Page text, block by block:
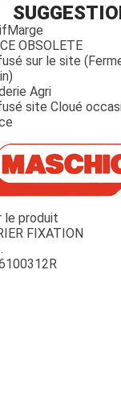
OBSOLETE
sur le site
Agri
site Cloué
le produit
FIXATION